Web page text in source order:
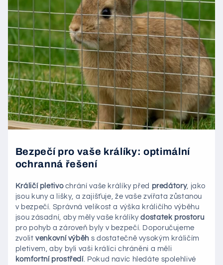
Bezpečí pro vaše králíky: optimální
ochranná řešení
Králičí pletivochrání vaše králíky před predátory, jako
jsou kuny a lišky, a zajišťuje, že vaše zvířata zůstanou
v bezpečí. Správná velikost a výška králičího výběhu
jsou zásadní, aby měly vaše králíkydostatek prostoru
pro pohyb a zároveň byly v bezpečí. Doporučujeme
zvolitvenkovní výběh s dostatečně vysokým králičím
pletivem, aby byli vaši králíci chráněni a měli
komfortní prostředí. Pokud navíc hledáte spolehlivé